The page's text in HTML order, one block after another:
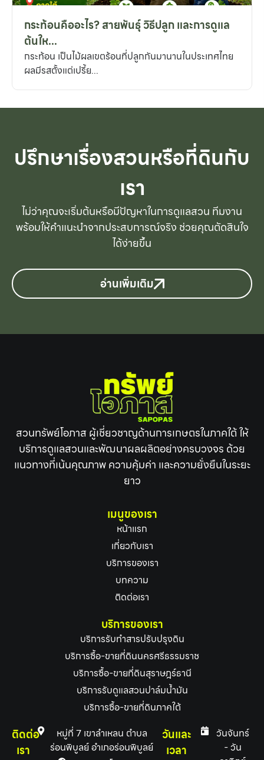
กระท้อนคืออะไร? สายพันธุ์ วิธีปลูก และการดูแล
ต้นให...
กระท้อน เป็นไม้ผลเขตร้อนที่ปลูกกันมานานในประเทศไทย
ผลมีรสตั้งแต่เปรี้ย...
ปรึกษาเรื่องสวนหรือที่ดินกับ
เรา
ไม่ว่าคุณจะเริ่มต้นหรือมีปัญหาในการดูแลสวน ทีมงาน
พร้อมให้คำแนะนำจากประสบการณ์จริง ช่วยคุณตัดสินใจ
ได้ง่ายขึ้น
อ่านเพิ่มเติม
สวนทรัพย์โอภาส ผู้เชี่ยวชาญด้านการเกษตรในภาคใต้ ให้
บริการดูแลสวนและพัฒนาผลผลิตอย่างครบวงจร ด้วย
แนวทางที่เน้นคุณภาพ ความคุ้มค่า และความยั่งยืนในระยะ
ยาว
เมนูของเรา
หน้าแรก
เกี่ยวกับเรา
บริการของเรา
บทความ
ติดต่อเรา
บริการของเรา
บริการรับทำสารปรับปรุงดิน
บริการซื้อ-ขายที่ดินนครศรีธรรมราช
บริการซื้อ-ขายที่ดินสุราษฎร์ธานี
บริการรับดูแลสวนปาล์มน้ำมัน
บริการซื้อ-ขายที่ดินภาคใต้
ติดต่อ
เรา
หมู่ที่ 7 เขาลำเหลน ตำบล
ร่อนพิบูลย์ อำเภอร่อนพิบูลย์
วันและ
เวลา
วันจันทร์
- วัน